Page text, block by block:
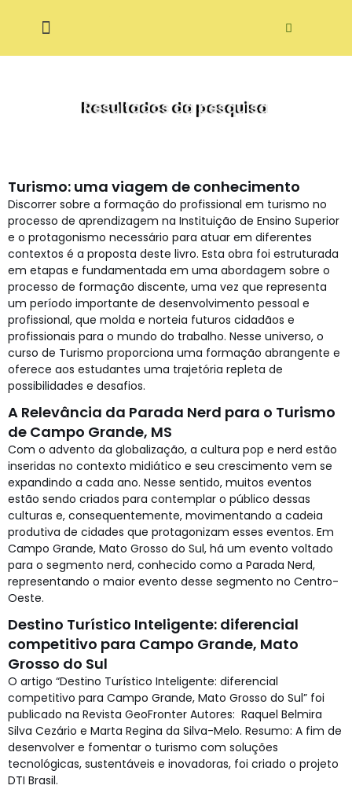
para
Resultados da pesquisa
Turismo: uma viagem de conhecimento
Discorrer sobre a formação do profissional em turismo no
processo de aprendizagem na Instituição de Ensino Superior
e o protagonismo necessário para atuar em diferentes
contextos é a proposta deste livro. Esta obra foi estruturada
em etapas e fundamentada em uma abordagem sobre o
processo de formação discente, uma vez que representa
um período importante de desenvolvimento pessoal e
profissional, que molda e norteia futuros cidadãos e
profissionais para o mundo do trabalho. Nesse universo, o
curso de Turismo proporciona uma formação abrangente e
oferece aos estudantes uma trajetória repleta de
possibilidades e desafios.
A Relevância da Parada Nerd para o Turismo
de Campo Grande, MS
Com o advento da globalização, a cultura pop e nerd estão
inseridas no contexto midiático e seu crescimento vem se
expandindo a cada ano. Nesse sentido, muitos eventos
estão sendo criados para contemplar o público dessas
culturas e, consequentemente, movimentando a cadeia
produtiva de cidades que protagonizam esses eventos. Em
Campo Grande, Mato Grosso do Sul, há um evento voltado
para o segmento nerd, conhecido como a Parada Nerd,
representando o maior evento desse segmento no Centro-
Oeste.
Destino Turístico Inteligente: diferencial
competitivo para Campo Grande, Mato
Grosso do Sul
O artigo “Destino Turístico Inteligente: diferencial
competitivo para Campo Grande, Mato Grosso do Sul” foi
publicado na Revista GeoFronter Autores: Raquel Belmira
Silva Cezário e Marta Regina da Silva-Melo. Resumo: A fim de
desenvolver e fomentar o turismo com soluções
tecnológicas, sustentáveis e inovadoras, foi criado o projeto
DTI Brasil.